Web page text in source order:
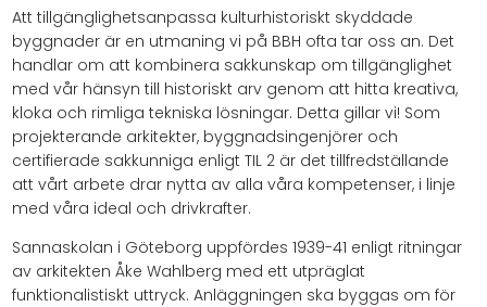
Att tillgänglighetsanpassa kulturhistoriskt skyddade
byggnader är en utmaning vi på BBH ofta tar oss an. Det
handlar om att kombinera sakkunskap om tillgänglighet
med vår hänsyn till historiskt arv genom att hitta kreativa,
kloka och rimliga tekniska lösningar. Detta gillar vi! Som
projekterande arkitekter, byggnadsingenjörer och
certifierade sakkunniga enligt TIL 2 är det tillfredställande
att vårt arbete drar nytta av alla våra kompetenser, i linje
med våra ideal och drivkrafter.
Sannaskolan i Göteborg uppfördes 1939-41 enligt ritningar
av arkitekten Åke Wahlberg med ett utpräglat
funktionalistiskt uttryck. Anläggningen ska byggas om för